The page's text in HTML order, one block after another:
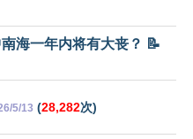
海一年内将有大丧？ 📝
5/13 (28,282次)